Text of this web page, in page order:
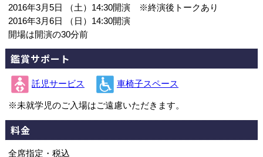
2016年3月5日 （土）14:30開演 ※終演後トークあり
2016年3月6日 （日）14:30開演
開場は開演の30分前
鑑賞サポート
託児サービス 車椅子スペース
※未就学児のご入場はご遠慮いただきます。
料金
全席指定・税込